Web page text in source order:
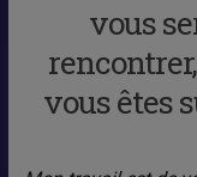
vous
vous êtes